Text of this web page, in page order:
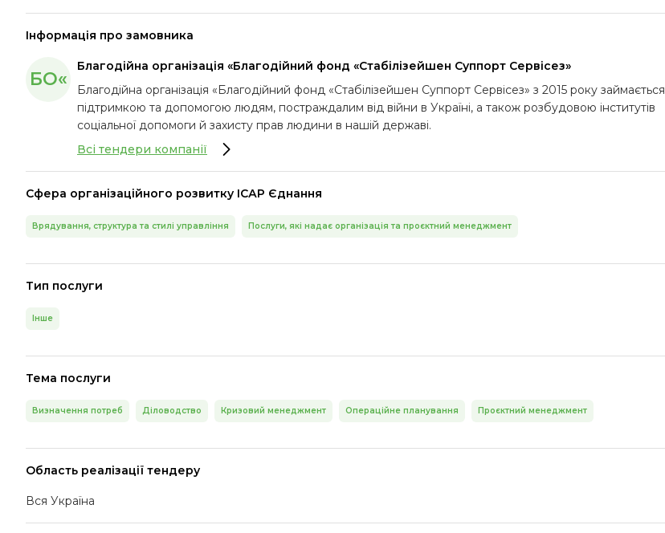
Інформація про замовника
БО«
Благодійна організація «Благодійний фонд «Стабілізейшен Суппорт Сервісез»
Благодійна організація «Благодійний фонд «Стабілізейшен Суппорт Сервісез» з 2015 року займається
підтримкою та допомогою людям, постраждалим від війни в Україні, а також розбудовою інститутів
соціальної допомоги й захисту прав людини в нашій державі.
Всі тендери компанії
Сфера організаційного розвитку ІСАР Єднання
Врядування, структура та стилі управління Послуги, які надає організація та проєктний менеджмент
Тип послуги
Інше
Тема послуги
Визначення потреб Діловодство Кризовий менеджмент Операційне планування Проєктний менеджмент
Область реалізації тендеру
Вся Україна